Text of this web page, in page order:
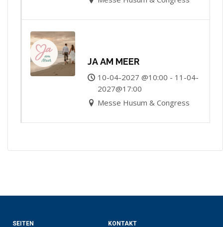
JA AM MEER
10-04-2027 @10:00 - 11-04-
2027@17:00
Messe Husum & Congress
SEITEN KONTAKT